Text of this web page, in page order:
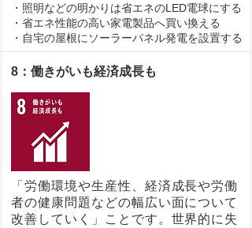
・照明などの明かりは省エネのLED電球にする
・省エネ性能の高い家電製品へ買い換える
・自宅の屋根にソーラーパネル発電を設置する
8：働きがいも経済成長も
「労働環境や生産性、経済成長や労働
者の健康問題などの幅広い面について
改善していく」ことです。世界的に失